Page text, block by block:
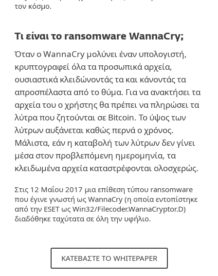
τον κόσμο.
Τι είναι το ransomware WannaCry;
Όταν ο WannaCry μολύνει έναν υπολογιστή,
κρυπτογραφεί όλα τα προσωπικά αρχεία,
ουσιαστικά κλειδώνοντάς τα και κάνοντάς τα
απροσπέλαστα από το θύμα. Για να ανακτήσει τα
αρχεία του ο χρήστης θα πρέπει να πληρώσει τα
λύτρα που ζητούνται σε Bitcoin. Το ύψος των
λύτρων αυξάνεται καθώς περνά ο χρόνος.
Μάλιστα, εάν η καταβολή των λύτρων δεν γίνει
μέσα στον προβλεπόμενη ημερομηνία, τα
κλειδωμένα αρχεία καταστρέφονται ολοσχερώς.
Στις 12 Μαΐου 2017 μια επίθεση τύπου ransomware
που έγινε γνωστή ως WannaCry (η οποία εντοπίστηκε
από την ESET ως Win32/Filecoder.WannaCryptor.D)
διαδόθηκε ταχύτατα σε όλη την υφήλιο.
ΚΑΤΕΒΑΣΤΕ ΤΟ WHITEPAPER